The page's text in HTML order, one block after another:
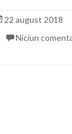
22 august 2018
Niciun